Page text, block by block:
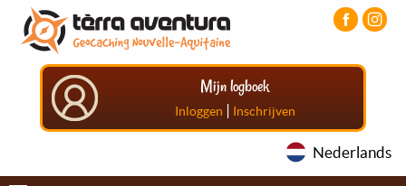
Overslaan
naar
Aller
menu
principal
Aller
pied
Mijn logboek
Inloggen | Inschrijven
Nederlands